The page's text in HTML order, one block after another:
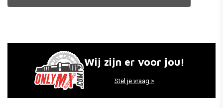
Wij zijn er voor jou!
Stel je vraag >